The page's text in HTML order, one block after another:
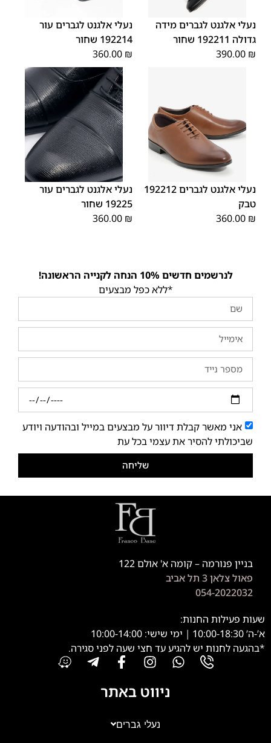
נעלי אלגנט לגברים מידה
גדולה 192211 שחור
390.00 ₪
41
42
נעלי אלגנט לגברים עור
192214 שחור
360.00 ₪
40
41
42
43
נעלי אלגנט לגברים 192212
טבק
360.00 ₪
39
40
41
42
43
44
46
נעלי אלגנט לגברים עור
19225 שחור
360.00 ₪
לנרשמים חדשים 10% הנחה לקנייה הראשונה!
*ללא כפל מבצעים
אני מאשר קבלת דיוור על מבצעים במייל ובהודעה ויודע
שביכולתי להסיר את עצמי בכל עת
שליחה
בניין פנורמה – קומה א' אולם 122
פאול צלאן 3 תל אביב
054-2022032
שעות פעילות החנות:
א’-ה’ 10:00-18:30 | ימי שישי: 10:00-14:00
*בהגעה לחנות יש להגיע עד חצי שעה לפני סגירה.
ניווט באתר
נעלי גברים